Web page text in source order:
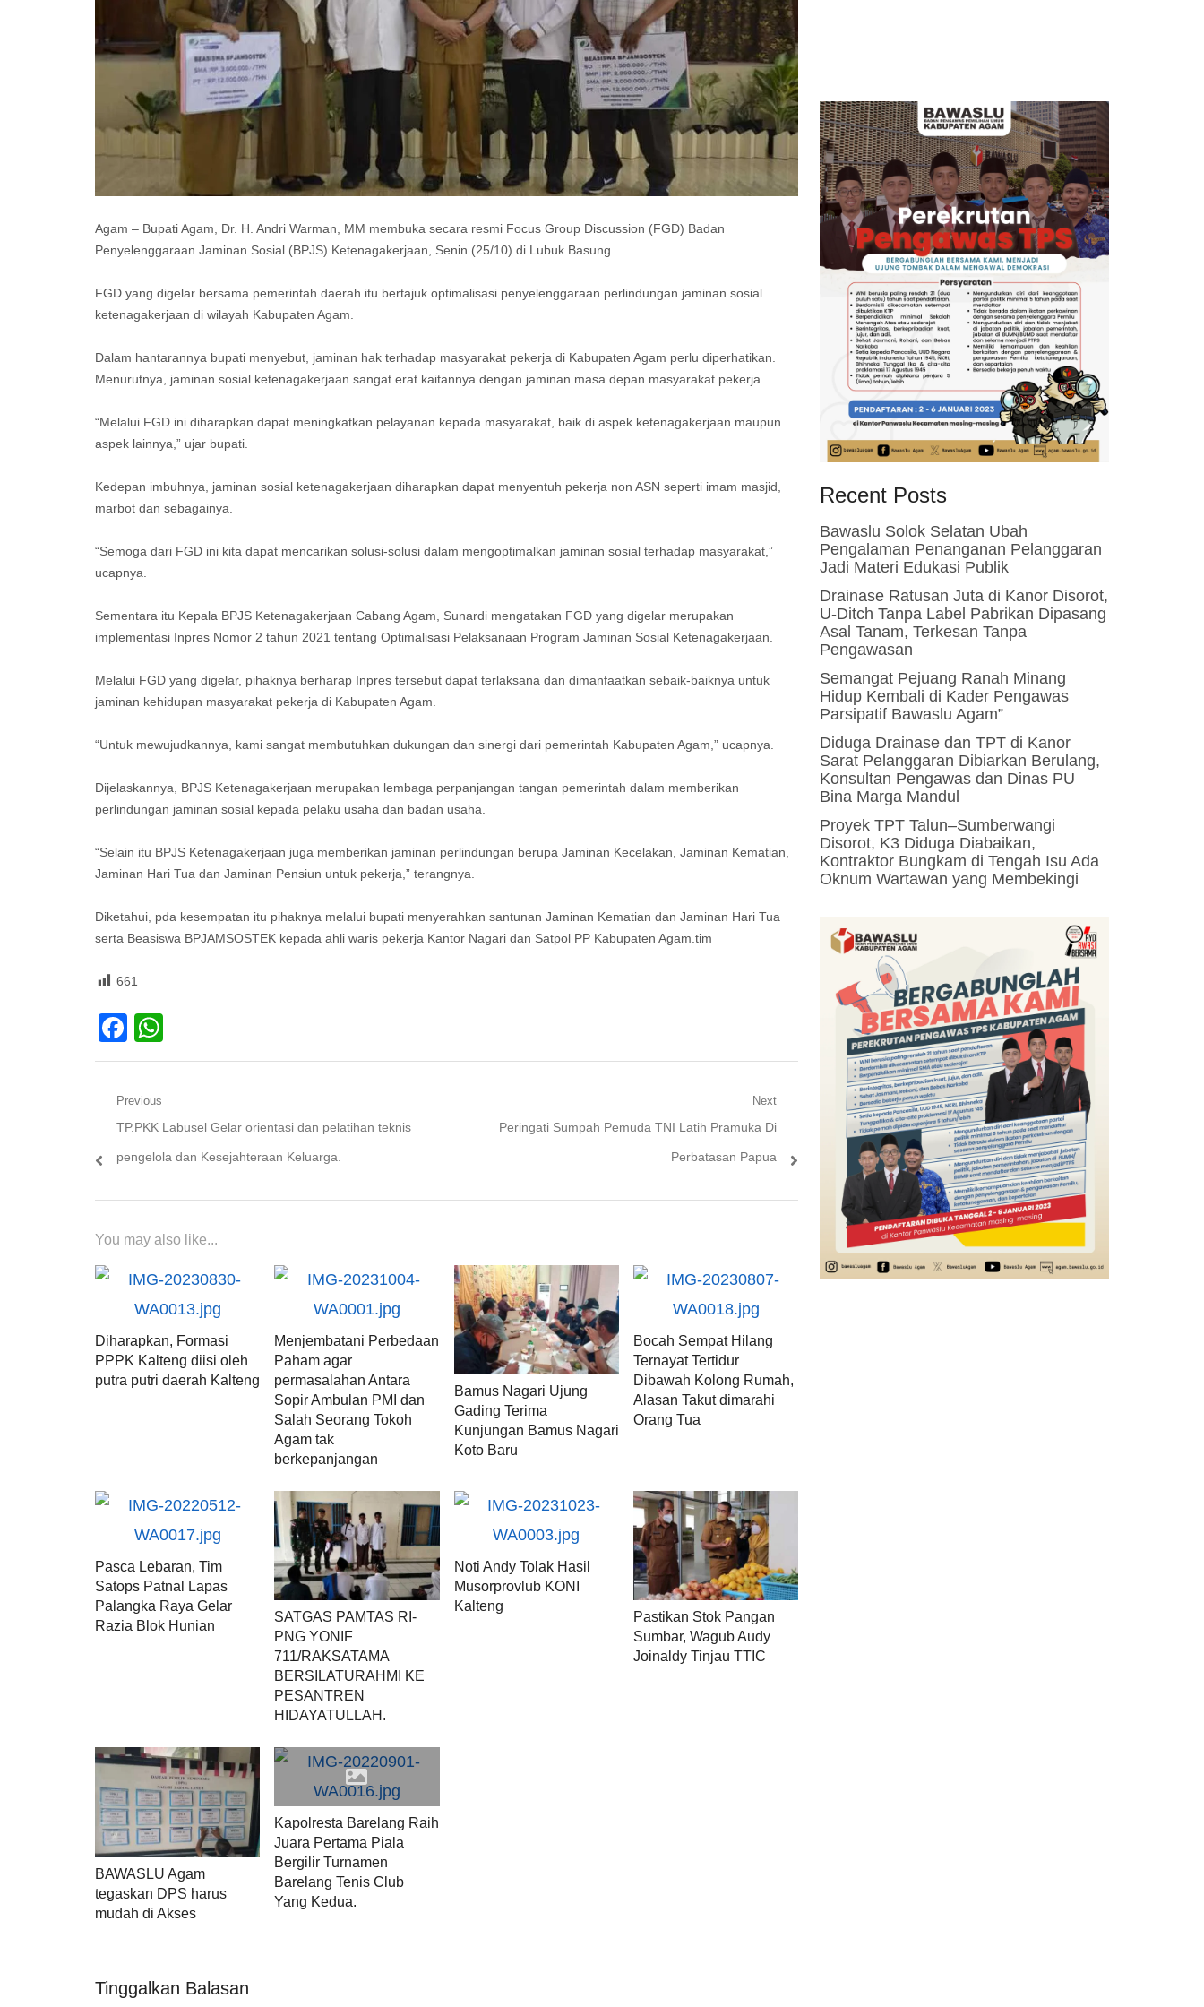
Agam – Bupati Agam, Dr. H. Andri Warman, MM membuka secara resmi Focus Group Discussion (FGD) Badan
Penyelenggaraan Jaminan Sosial (BPJS) Ketenagakerjaan, Senin (25/10) di Lubuk Basung.
FGD yang digelar bersama pemerintah daerah itu bertajuk optimalisasi penyelenggaraan perlindungan jaminan sosial
ketenagakerjaan di wilayah Kabupaten Agam.
Dalam hantarannya bupati menyebut, jaminan hak terhadap masyarakat pekerja di Kabupaten Agam perlu diperhatikan.
Menurutnya, jaminan sosial ketenagakerjaan sangat erat kaitannya dengan jaminan masa depan masyarakat pekerja.
“Melalui FGD ini diharapkan dapat meningkatkan pelayanan kepada masyarakat, baik di aspek ketenagakerjaan maupun
aspek lainnya,” ujar bupati.
Kedepan imbuhnya, jaminan sosial ketenagakerjaan diharapkan dapat menyentuh pekerja non ASN seperti imam masjid,
marbot dan sebagainya.
“Semoga dari FGD ini kita dapat mencarikan solusi-solusi dalam mengoptimalkan jaminan sosial terhadap masyarakat,”
ucapnya.
Sementara itu Kepala BPJS Ketenagakerjaan Cabang Agam, Sunardi mengatakan FGD yang digelar merupakan
implementasi Inpres Nomor 2 tahun 2021 tentang Optimalisasi Pelaksanaan Program Jaminan Sosial Ketenagakerjaan.
Melalui FGD yang digelar, pihaknya berharap Inpres tersebut dapat terlaksana dan dimanfaatkan sebaik-baiknya untuk
jaminan kehidupan masyarakat pekerja di Kabupaten Agam.
“Untuk mewujudkannya, kami sangat membutuhkan dukungan dan sinergi dari pemerintah Kabupaten Agam,” ucapnya.
Dijelaskannya, BPJS Ketenagakerjaan merupakan lembaga perpanjangan tangan pemerintah dalam memberikan
perlindungan jaminan sosial kepada pelaku usaha dan badan usaha.
“Selain itu BPJS Ketenagakerjaan juga memberikan jaminan perlindungan berupa Jaminan Kecelakan, Jaminan Kematian,
Jaminan Hari Tua dan Jaminan Pensiun untuk pekerja,” terangnya.
Diketahui, pda kesempatan itu pihaknya melalui bupati menyerahkan santunan Jaminan Kematian dan Jaminan Hari Tua
serta Beasiswa BPJAMSOSTEK kepada ahli waris pekerja Kantor Nagari dan Satpol PP Kabupaten Agam.tim
661
Facebook
Navigasi
pos
Previous
Previous
post:
TP.PKK Labusel Gelar orientasi dan pelatihan teknis
pengelola dan Kesejahteraan Keluarga.
Next
Next
Peringati Sumpah Pemuda TNI Latih Pramuka Di
Perbatasan Papua
You may also like...
Diharapkan, Formasi
PPPK Kalteng diisi oleh
putra putri daerah Kalteng
Menjembatani Perbedaan
Paham agar
permasalahan Antara
Sopir Ambulan PMI dan
Salah Seorang Tokoh
Agam tak
berkepanjangan
Bamus Nagari Ujung
Gading Terima
Kunjungan Bamus Nagari
Koto Baru
Bocah Sempat Hilang
Ternayat Tertidur
Dibawah Kolong Rumah,
Alasan Takut dimarahi
Orang Tua
Pasca Lebaran, Tim
Satops Patnal Lapas
Palangka Raya Gelar
Razia Blok Hunian
SATGAS PAMTAS RI-
PNG YONIF
711/RAKSATAMA
BERSILATURAHMI KE
PESANTREN
HIDAYATULLAH.
Noti Andy Tolak Hasil
Musorprovlub KONI
Kalteng
Pastikan Stok Pangan
Sumbar, Wagub Audy
Joinaldy Tinjau TTIC
BAWASLU Agam
tegaskan DPS harus
mudah di Akses
Kapolresta Barelang Raih
Juara Pertama Piala
Bergilir Turnamen
Barelang Tenis Club
Yang Kedua.
Tinggalkan Balasan
Recent Posts
Bawaslu Solok Selatan Ubah
Pengalaman Penanganan Pelanggaran
Jadi Materi Edukasi Publik
Drainase Ratusan Juta di Kanor Disorot,
U-Ditch Tanpa Label Pabrikan Dipasang
Asal Tanam, Terkesan Tanpa
Pengawasan
Semangat Pejuang Ranah Minang
Hidup Kembali di Kader Pengawas
Parsipatif Bawaslu Agam”
Diduga Drainase dan TPT di Kanor
Sarat Pelanggaran Dibiarkan Berulang,
Konsultan Pengawas dan Dinas PU
Bina Marga Mandul
Proyek TPT Talun–Sumberwangi
Disorot, K3 Diduga Diabaikan,
Kontraktor Bungkam di Tengah Isu Ada
Oknum Wartawan yang Membekingi